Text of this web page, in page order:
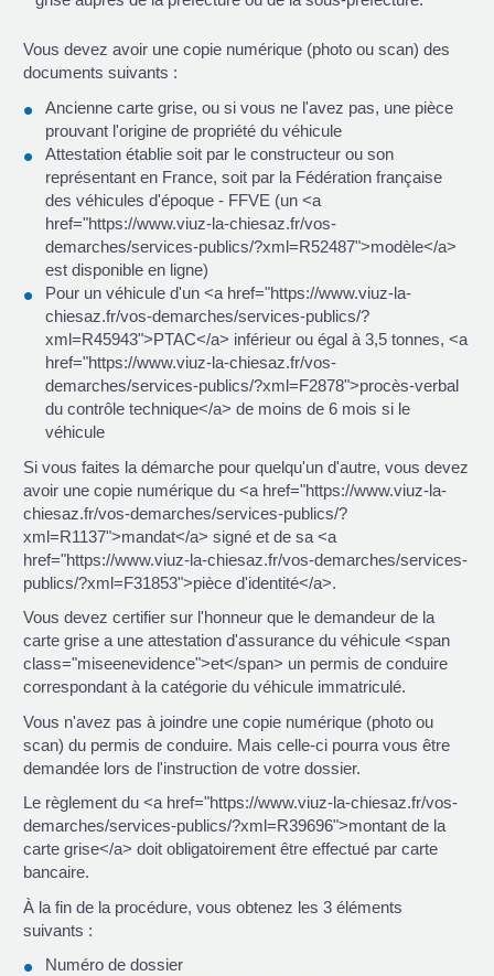
Vous devez avoir une copie numérique (photo ou scan) des
documents suivants :
Ancienne carte grise, ou si vous ne l'avez pas, une pièce
prouvant l'origine de propriété du véhicule
Attestation établie soit par le constructeur ou son
représentant en France, soit par la Fédération française
des véhicules d'époque - FFVE (un <a
href="https://www.viuz-la-chiesaz.fr/vos-
demarches/services-publics/?xml=R52487">modèle</a>
est disponible en ligne)
Pour un véhicule d'un <a href="https://www.viuz-la-
chiesaz.fr/vos-demarches/services-publics/?
xml=R45943">PTAC</a> inférieur ou égal à 3,5 tonnes, <a
href="https://www.viuz-la-chiesaz.fr/vos-
demarches/services-publics/?xml=F2878">procès-verbal
du contrôle technique</a> de moins de 6 mois si le
véhicule
Si vous faites la démarche pour quelqu'un d'autre, vous devez
avoir une copie numérique du <a href="https://www.viuz-la-
chiesaz.fr/vos-demarches/services-publics/?
xml=R1137">mandat</a> signé et de sa <a
href="https://www.viuz-la-chiesaz.fr/vos-demarches/services-
publics/?xml=F31853">pièce d'identité</a>.
Vous devez certifier sur l'honneur que le demandeur de la
carte grise a une attestation d'assurance du véhicule <span
class="miseenevidence">et</span> un permis de conduire
correspondant à la catégorie du véhicule immatriculé.
Vous n'avez pas à joindre une copie numérique (photo ou
scan) du permis de conduire. Mais celle-ci pourra vous être
demandée lors de l'instruction de votre dossier.
Le règlement du <a href="https://www.viuz-la-chiesaz.fr/vos-
demarches/services-publics/?xml=R39696">montant de la
carte grise</a> doit obligatoirement être effectué par carte
bancaire.
À la fin de la procédure, vous obtenez les 3 éléments
suivants :
Numéro de dossier